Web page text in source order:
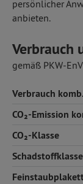
persönlicher
anbieten.
Verbrauch
gemäß PKW-
Verbrauch komb.
CO₂-Emission
CO₂-Klasse
Schadstoffklasse